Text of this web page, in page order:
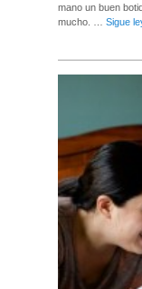
mano un buen
mucho. … Sigue